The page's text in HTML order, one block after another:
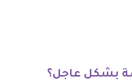
بشكل عاجل؟